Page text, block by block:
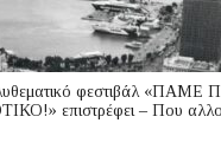
φεστιβάλ
επιστρέφει – Που